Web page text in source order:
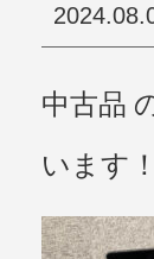
中古品
います！